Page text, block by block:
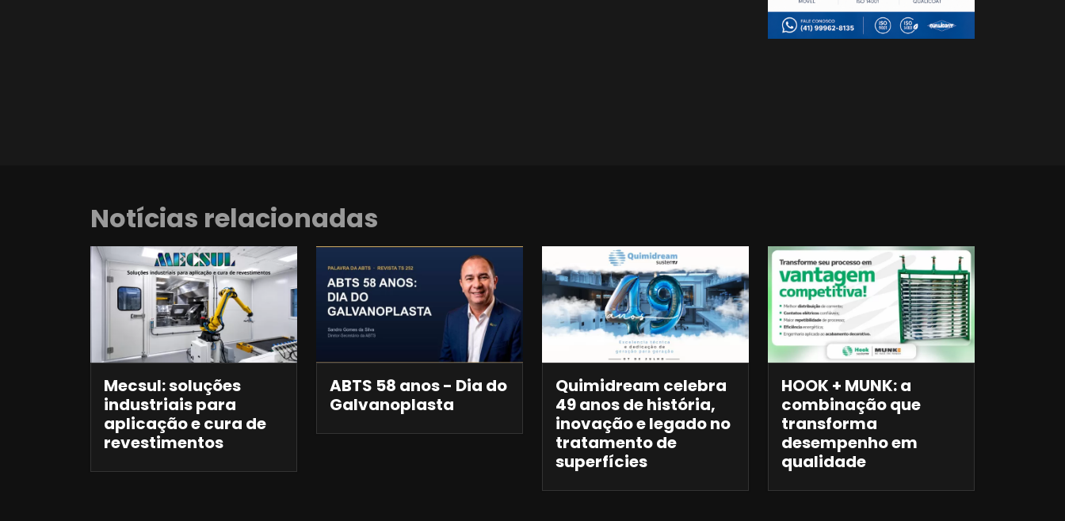
Notícias relacionadas
Mecsul: soluções
industriais para
aplicação e cura de
revestimentos
ABTS 58 anos - Dia do
Galvanoplasta
Quimidream celebra
49 anos de história,
inovação e legado no
tratamento de
superfícies
HOOK + MUNK: a
combinação que
transforma
desempenho em
qualidade